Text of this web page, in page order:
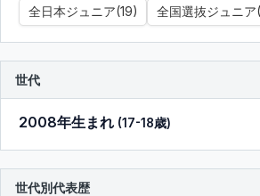
全日本ジュニア(19) 全国選抜ジュニア
世代
2008年生まれ (17-18歳)
世代別代表歴